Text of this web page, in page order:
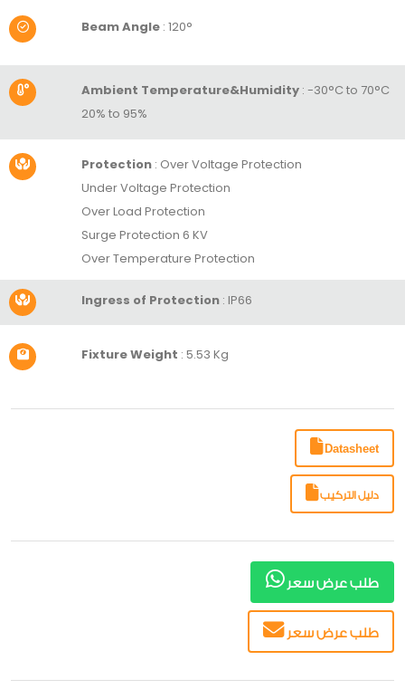
Beam Angle: 120°
Ambient Temperature&Humidity: -30°C to 70°C
20% to 95%
Protection: Over Voltage Protection
Under Voltage Protection
Over Load Protection
Surge Protection 6 KV
Over Temperature Protection
Ingress of Protection: IP66
Fixture Weight : 5.53 Kg
Datasheet
دليل التركيب
طلب عرض سعر
طلب عرض سعر